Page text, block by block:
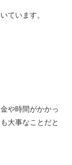
ています。
や時間がかかっ
大事なことだと